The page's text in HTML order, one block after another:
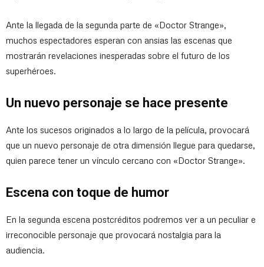
Ante la llegada de la segunda parte de «Doctor Strange»,
muchos espectadores esperan con ansias las escenas que
mostrarán revelaciones inesperadas sobre el futuro de los
superhéroes.
Un nuevo personaje se hace presente
Ante los sucesos originados a lo largo de la película, provocará
que un nuevo personaje de otra dimensión llegue para quedarse,
quien parece tener un vínculo cercano con «Doctor Strange».
Escena con toque de humor
En la segunda escena postcréditos podremos ver a un peculiar e
irreconocible personaje que provocará nostalgia para la
audiencia.